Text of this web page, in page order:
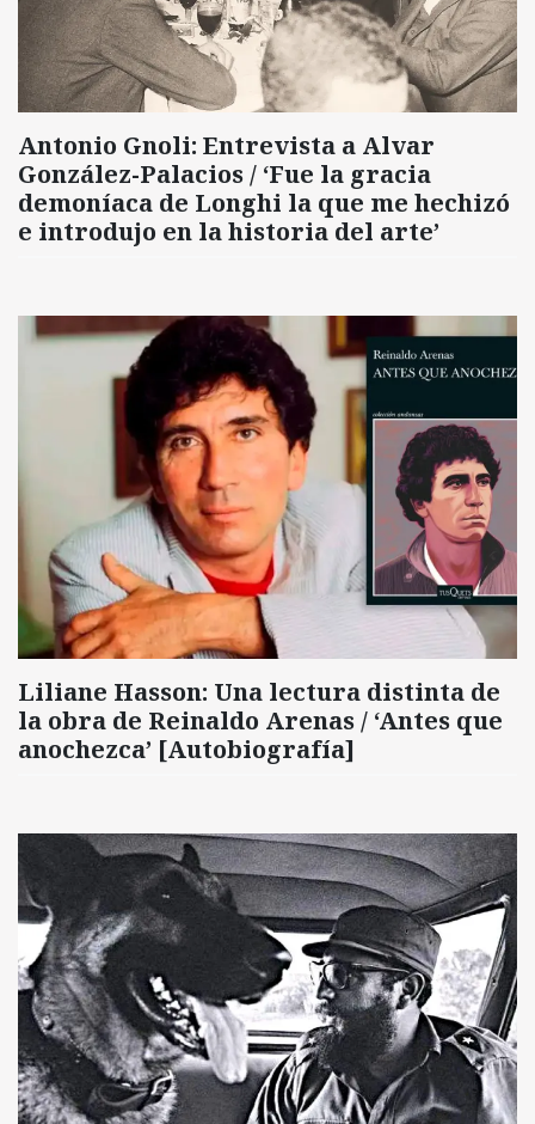
Antonio Gnoli: Entrevista a Alvar
González-Palacios / ‘Fue la gracia
demoníaca de Longhi la que me hechizó
e introdujo en la historia del arte’
Liliane Hasson: Una lectura distinta de
la obra de Reinaldo Arenas / ‘Antes que
anochezca’ [Autobiografía]